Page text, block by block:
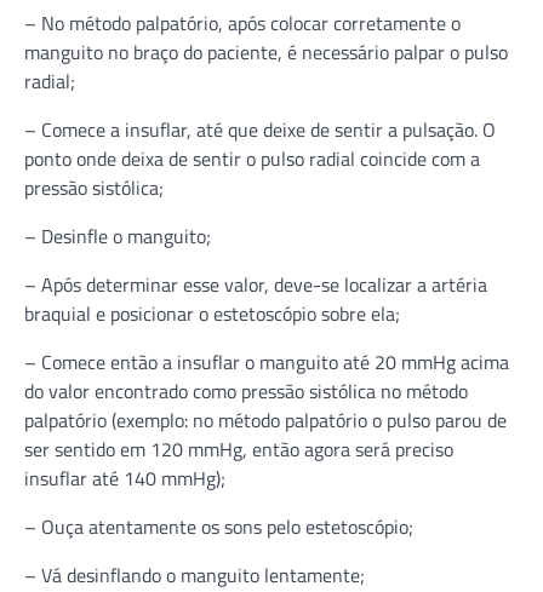
– No método palpatório, após colocar corretamente o
manguito no braço do paciente, é necessário palpar o pulso
radial;
– Comece a insuflar, até que deixe de sentir a pulsação. O
ponto onde deixa de sentir o pulso radial coincide com a
pressão sistólica;
– Desinfle o manguito;
– Após determinar esse valor, deve-se localizar a artéria
braquial e posicionar o estetoscópio sobre ela;
– Comece então a insuflar o manguito até 20 mmHg acima
do valor encontrado como pressão sistólica no método
palpatório (exemplo: no método palpatório o pulso parou de
ser sentido em 120 mmHg, então agora será preciso
insuflar até 140 mmHg);
– Ouça atentamente os sons pelo estetoscópio;
– Vá desinflando o manguito lentamente;